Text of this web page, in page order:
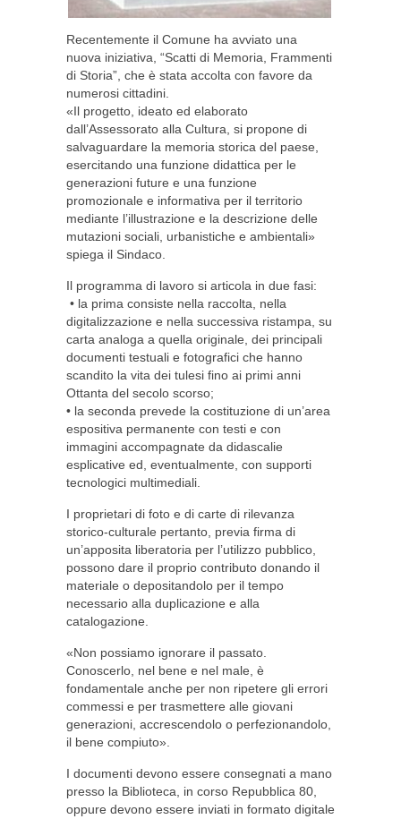
Recentemente il Comune ha avviato una
nuova iniziativa, “Scatti di Memoria, Frammenti
di Storia”, che è stata accolta con favore da
numerosi cittadini.
«Il progetto, ideato ed elaborato
dall’Assessorato alla Cultura, si propone di
salvaguardare la memoria storica del paese,
esercitando una funzione didattica per le
generazioni future e una funzione
promozionale e informativa per il territorio
mediante l’illustrazione e la descrizione delle
mutazioni sociali, urbanistiche e ambientali»
spiega il Sindaco.
Il programma di lavoro si articola in due fasi:
• la prima consiste nella raccolta, nella
digitalizzazione e nella successiva ristampa, su
carta analoga a quella originale, dei principali
documenti testuali e fotografici che hanno
scandito la vita dei tulesi fino ai primi anni
Ottanta del secolo scorso;
• la seconda prevede la costituzione di un’area
espositiva permanente con testi e con
immagini accompagnate da didascalie
esplicative ed, eventualmente, con supporti
tecnologici multimediali.
I proprietari di foto e di carte di rilevanza
storico-culturale pertanto, previa firma di
un’apposita liberatoria per l’utilizzo pubblico,
possono dare il proprio contributo donando il
materiale o depositandolo per il tempo
necessario alla duplicazione e alla
catalogazione.
«Non possiamo ignorare il passato.
Conoscerlo, nel bene e nel male, è
fondamentale anche per non ripetere gli errori
commessi e per trasmettere alle giovani
generazioni, accrescendolo o perfezionandolo,
il bene compiuto».
I documenti devono essere consegnati a mano
presso la Biblioteca, in corso Repubblica 80,
oppure devono essere inviati in formato digitale